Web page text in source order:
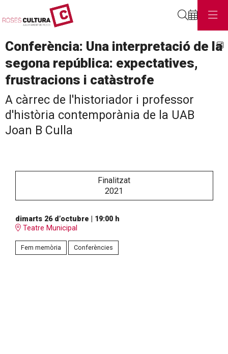
Conferència: Una interpretació de la
segona república: expectatives,
frustracions i catàstrofe
A càrrec de l'historiador i professor
d'història contemporània de la UAB
Joan B Culla
Finalitzat
2021
dimarts 26 d’octubre
19:00 h
Teatre Municipal
Fem memòria Conferències